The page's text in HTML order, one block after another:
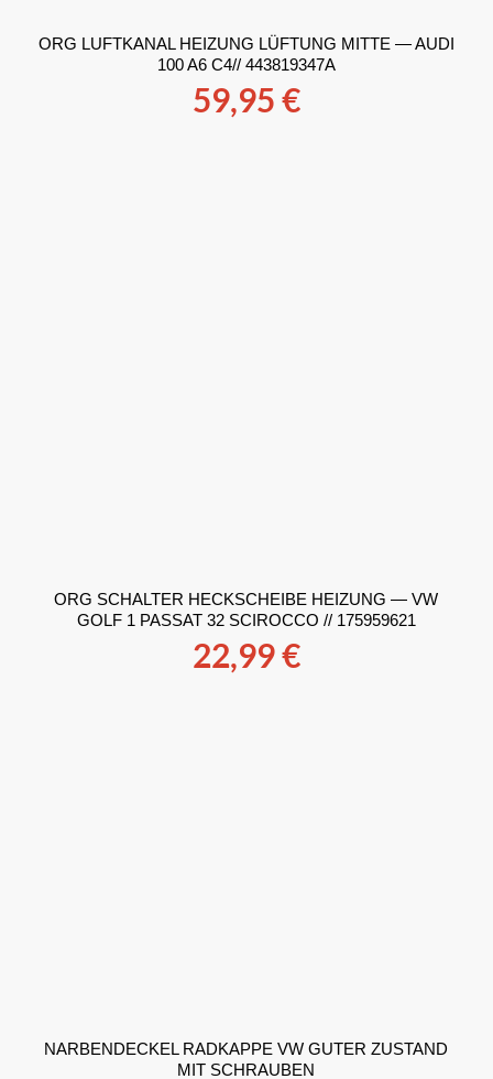
ORG LUFTKANAL HEIZUNG LÜFTUNG MITTE — AUDI
100 A6 C4// 443819347A
59,95€
ORG SCHALTER HECKSCHEIBE HEIZUNG — VW
GOLF 1 PASSAT 32 SCIROCCO // 175959621
22,99€
NARBENDECKEL RADKAPPE VW GUTER ZUSTAND
MIT SCHRAUBEN